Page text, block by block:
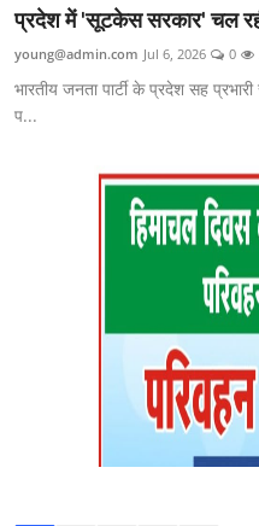
प्रदेश में 'सूटकेस सरकार' चल
young@admin.com Jul 6, 2026 0
भारतीय जनता पार्टी के प्रदेश सह
प...